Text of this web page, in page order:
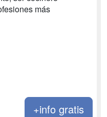
más
+info gratis